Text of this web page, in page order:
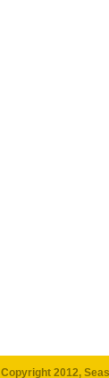
Copyright 2012,